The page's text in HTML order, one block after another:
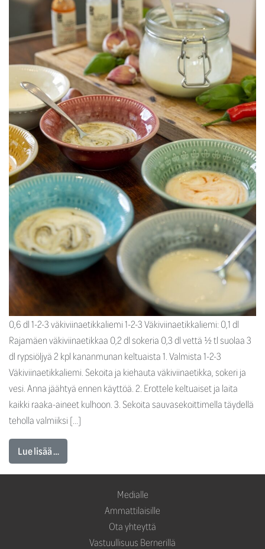
0,6 dl 1-2-3 väkiviinaetikkaliemi 1-2-3 Väkiviinaetikkaliemi: 0,1 dl
Rajamäen väkiviinaetikkaa 0,2 dl sokeria 0,3 dl vettä ½ tl suolaa 3
dl rypsiöljyä 2 kpl kananmunan keltuaista 1. Valmista 1-2-3
Väkiviinaetikkaliemi. Sekoita ja kiehauta väkiviinaetikka, sokeri ja
vesi. Anna jäähtyä ennen käyttöä. 2. Erottele keltuaiset ja laita
kaikki raaka-aineet kulhoon. 3. Sekoita sauvasekoittimella täydellä
teholla valmiiksi […]
Lue lisää …
Medialle
Ammattilaisille
Ota yhteyttä
Vastuullisuus Bernerillä